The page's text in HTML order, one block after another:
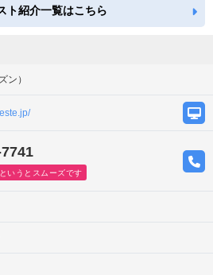
ト紹介一覧はこちら
ン）
いうとスムーズです